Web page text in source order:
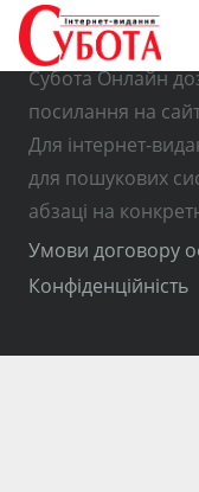
© Використання
Субота Онлайн
посилання на
Для інтернет-
для пошукових
абзаці на
Умови договору
Конфіденційність